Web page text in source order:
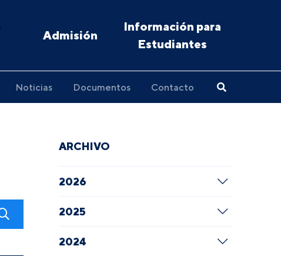
Admisión
Información para
Estudiantes
Noticias Documentos Contacto
ARCHIVO
2026
2025
2024